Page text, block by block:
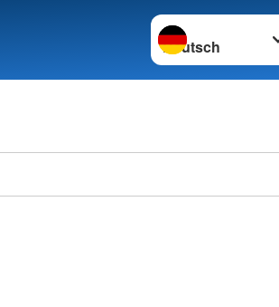
Sprache wechseln zu